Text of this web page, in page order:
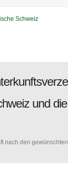
und
nach den